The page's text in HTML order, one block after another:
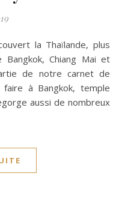
Chiang Mai et
de notre carnet de
à Bangkok, temple
aussi de nombreux